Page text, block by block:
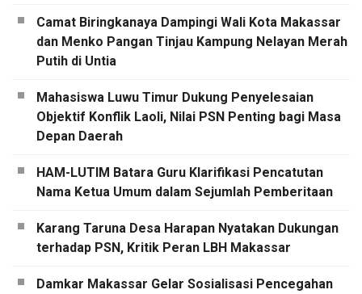
Camat Biringkanaya Dampingi Wali Kota Makassar
dan Menko Pangan Tinjau Kampung Nelayan Merah
Putih di Untia
Mahasiswa Luwu Timur Dukung Penyelesaian
Objektif Konflik Laoli, Nilai PSN Penting bagi Masa
Depan Daerah
HAM-LUTIM Batara Guru Klarifikasi Pencatutan
Nama Ketua Umum dalam Sejumlah Pemberitaan
Karang Taruna Desa Harapan Nyatakan Dukungan
terhadap PSN, Kritik Peran LBH Makassar
Damkar Makassar Gelar Sosialisasi Pencegahan